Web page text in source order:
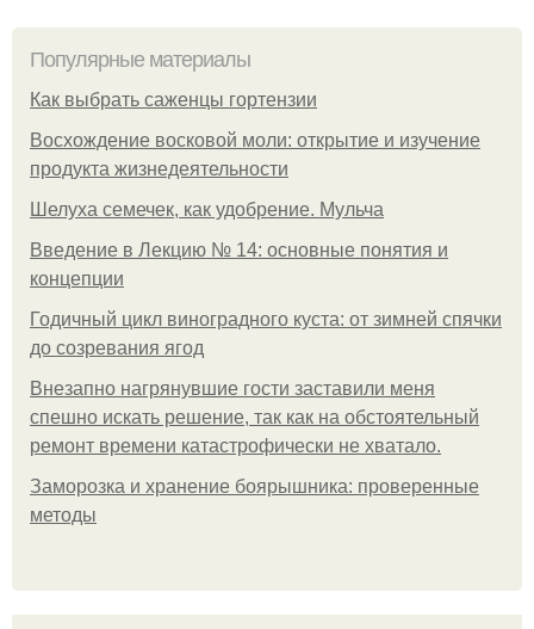
Популярные материалы
Как выбрать саженцы гортензии
Восхождение восковой моли: открытие и изучение
продукта жизнедеятельности
Шелуха семечек, как удобрение. Мульча
Введение в Лекцию № 14: основные понятия и
концепции
Годичный цикл виноградного куста: от зимней спячки
до созревания ягод
Внезапно нагрянувшие гости заставили меня
спешно искать решение, так как на обстоятельный
ремонт времени катастрофически не хватало.
Заморозка и хранение боярышника: проверенные
методы